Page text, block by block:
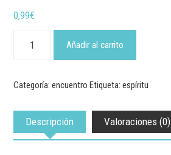
0,99€
Encuentro
Añadir al carrito
Categoría:encuentro Etiqueta:espíritu
Descripción Valoraciones (0)